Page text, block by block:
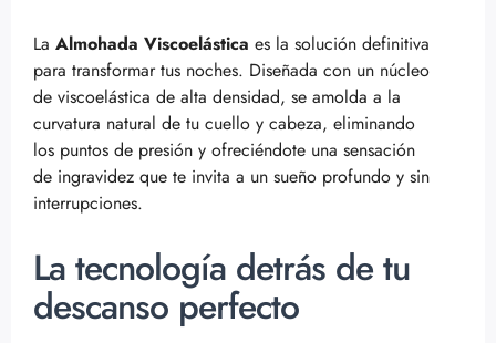
La Almohada Viscoelástica es la solución definitiva
para transformar tus noches. Diseñada con un núcleo
de viscoelástica de alta densidad, se amolda a la
curvatura natural de tu cuello y cabeza, eliminando
los puntos de presión y ofreciéndote una sensación
de ingravidez que te invita a un sueño profundo y sin
interrupciones.
La tecnología detrás de tu
descanso perfecto